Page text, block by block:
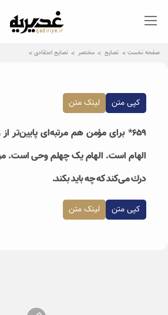
qadiriye.ir
نشریه ی غدیریه-بیانات استاد
صفحه نخست نصایح مختصر نصایح اعتقادی
کپی متن لینک متن
۶۵۹* براى مؤمن هم مرتبه‌ای پایین‌تر
الهام است. الهام يک چهلم وحى است.
درك می‌كند كه چه بايد بكند.
کپی متن لینک متن